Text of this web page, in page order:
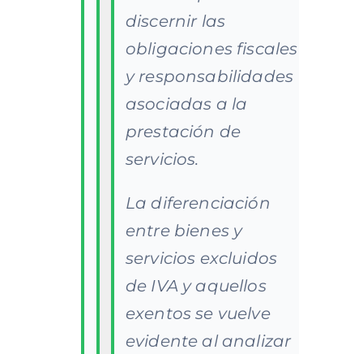
discernir las
obligaciones fiscales
y responsabilidades
asociadas a la
prestación de
servicios.
La diferenciación
entre bienes y
servicios excluidos
de IVA y aquellos
exentos se vuelve
evidente al analizar